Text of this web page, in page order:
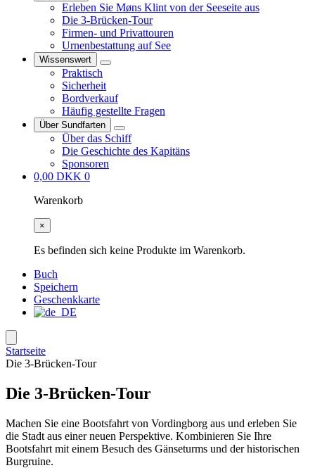
Erleben Sie Møns Klint von der Seeseite aus
Die 3-Brücken-Tour
Firmen- und Privattouren
Urnenbestattung auf See
Wissenswert
Praktisch
Sicherheit
Bordverkauf
Häufig gestellte Fragen
Über Sundfarten
Über das Schiff
Die Geschichte des Kapitäns
Sponsoren
0,00 DKK 0
Warenkorb
×
Es befinden sich keine Produkte im Warenkorb.
Buch
Speichern
Geschenkkarte
Startseite
Die 3-Brücken-Tour
Die 3-Brücken-Tour
Machen Sie eine Bootsfahrt von Vordingborg aus und erleben Sie
die Stadt aus einer neuen Perspektive. Kombinieren Sie Ihre
Bootsfahrt mit einem Besuch des Gänseturms und der historischen
Burgruine.